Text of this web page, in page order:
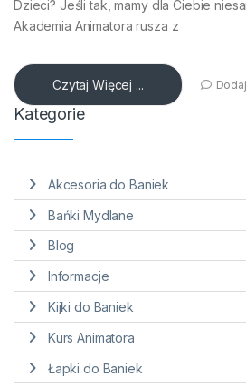
Dzieci? Jeśli tak, mamy dla Ciebie
Akademia Animatora rusza z
Czytaj Więcej ...
Kategorie
Akcesoria do Baniek
Bańki Mydlane
Blog
Informacje
Kijki do Baniek
Kurs Animatora
Łapki do Baniek